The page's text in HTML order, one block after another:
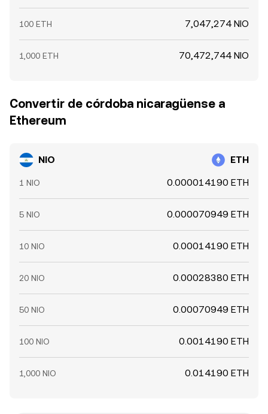
100 ETH 7,047,274 NIO
1,000 ETH 70,472,744 NIO
Convertir de córdoba nicaragüense a
Ethereum
NIO ETH
1 NIO 0.000014190 ETH
5 NIO 0.000070949 ETH
10 NIO 0.00014190 ETH
20 NIO 0.00028380 ETH
50 NIO 0.00070949 ETH
100 NIO 0.0014190 ETH
1,000 NIO 0.014190 ETH